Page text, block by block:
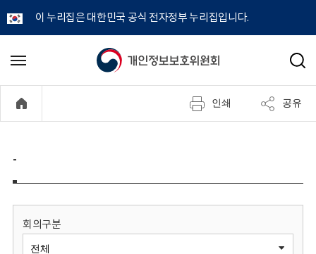
이 누리집은 대한민국 공식 전자정부 누리집입니다.
개
정
보
메
기
검
인쇄 공유
-
회의구분